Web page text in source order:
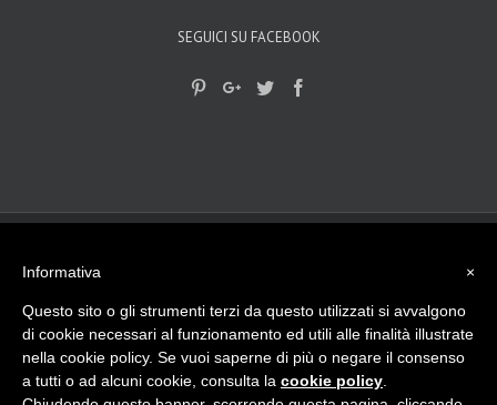
SEGUICI SU FACEBOOK
info@gplast.ro.it
più di 40 anni nella lavorazione di materie plastiche, sia in Italia che
all’Estero.
Made with
byngsrl.com
PinterestGoogle+TwitterFacebook
×
Informativa
Questo sito o gli strumenti terzi da questo utilizzati si avvalgono
di cookie necessari al funzionamento ed utili alle finalità illustrate
nella cookie policy. Se vuoi saperne di più o negare il consenso
a tutti o ad alcuni cookie, consulta la cookie policy